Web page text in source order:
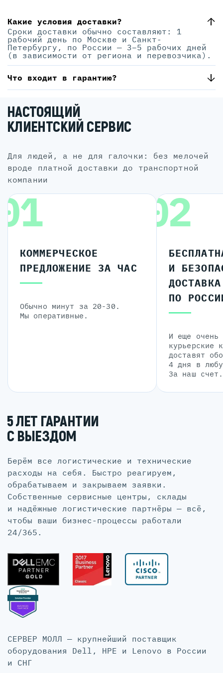
Какие условия доставки?
Сроки доставки обычно составляют: 1
рабочий день по Москве и Санкт-
Петербургу, по России — 3–5 рабочих дней
(в зависимости от региона и перевозчика).
Что входит в гарантию?
НАСТОЯЩИЙ
КЛИЕНТСКИЙ СЕРВИС
для людей, а не для галочки: без мелочей
вроде платной доставки до транспортной
компании
КОММЕРЧЕСКОЕ
ПРЕДЛОЖЕНИЕ ЗА ЧАС
Обычно минут за 20-30.
Мы оперативные.
02
И
ДОСТАВКА
ПО
И еще очень
курьерские
доставят
4 дня в
За наш счет.
5 ЛЕТ ГАРАНТИИ
С ВЫЕЗДОМ
Берём все логистические и технические
расходы на себя. Быстро реагируем,
обрабатываем и закрываем заявки.
Собственные сервисные центры, склады
и надёжные логистические партнёры — всё,
чтобы ваши бизнес-процессы работали
24/365.
СЕРВЕР МОЛЛ — крупнейший поставщик
оборудования Dell, HPE и Lenovo в России
и СНГ